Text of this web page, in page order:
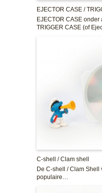
EJECTOR CASE /
EJECTOR CASE
TRIGGER CASE (of
C-shell / Clam shell
De C-shell / Clam
populaire…